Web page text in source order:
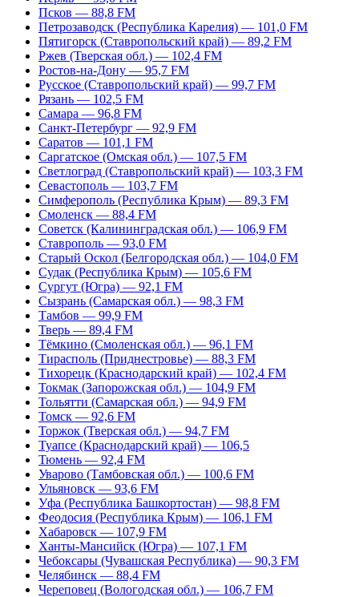
Псков — 88,8 FM
Петрозаводск (Республика Карелия) — 101,0 FM
Пятигорск (Ставропольский край) — 89,2 FM
Ржев (Тверская обл.) — 102,4 FM
Ростов-на-Дону — 95,7 FM
Русское (Ставропольский край) — 99,7 FM
Рязань — 102,5 FM
Самара — 96,8 FM
Санкт-Петербург — 92,9 FM
Саратов — 101,1 FM
Саргатское (Омская обл.) — 107,5 FM
Светлоград (Ставропольский край) — 103,3 FM
Севастополь — 103,7 FM
Симферополь (Республика Крым) — 89,3 FM
Смоленск — 88,4 FM
Советск (Калининградская обл.) — 106,9 FM
Ставрополь — 93,0 FM
Старый Оскол (Белгородская обл.) — 104,0 FM
Судак (Республика Крым) — 105,6 FM
Сургут (Югра) — 92,1 FM
Сызрань (Самарская обл.) — 98,3 FM
Тамбов — 99,9 FM
Тверь — 89,4 FM
Тёмкино (Смоленская обл.) — 96,1 FM
Тирасполь (Приднестровье) — 88,3 FM
Тихорецк (Краснодарский край) — 102,4 FM
Токмак (Запорожская обл.) — 104,9 FM
Тольятти (Самарская обл.) — 94,9 FM
Томск — 92,6 FM
Торжок (Тверская обл.) — 94,7 FM
Туапсе (Краснодарский край) — 106,5
Тюмень — 92,4 FM
Уварово (Тамбовская обл.) — 100,6 FM
Ульяновск — 93,6 FM
Уфа (Республика Башкортостан) — 98,8 FM
Феодосия (Республика Крым) — 106,1 FM
Хабаровск — 107,9 FM
Ханты-Мансийск (Югра) — 107,1 FM
Чебоксары (Чувашская Республика) — 90,3 FM
Челябинск — 88,4 FM
Череповец (Вологодская обл.) — 106,7 FM